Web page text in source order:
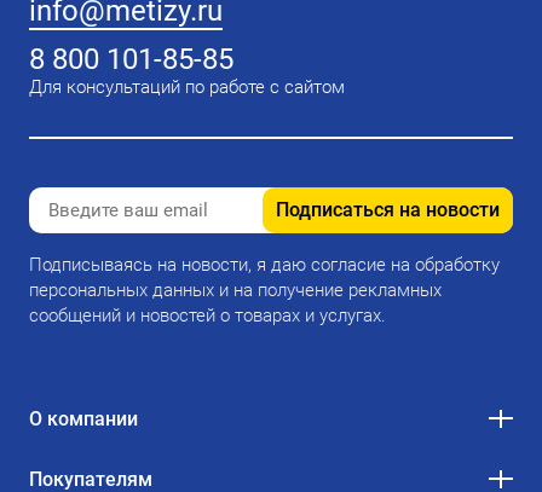
info@metizy.ru
8 800 101-85-85
Для консультаций по работе с сайтом
Подписаться на новости
Подписываясь на новости, я даю согласие на обработку
персональных данных и на получение рекламных
сообщений и новостей о товарах и услугах.
О компании
Покупателям